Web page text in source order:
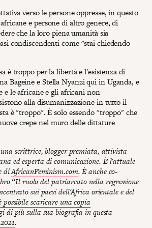
verso le persone oppresse, in questo
e persone di altro genere, di
che la loro piena umanità sia
condiscendenti come "stai chiedendo
è troppo per la libertà e l'esistenza di
Bageine e Stella Nyanzi qui in Uganda, e
e le africane e gli africani non
alla disumanizzazione in tutto il
è "troppo". È solo essendo "troppo" che
crepe nel muro delle dittature
una scrittrice, blogger premiata, attivista
ed esperta di comunicazione. È l'attuale
diAfricanFeminism.com. È anche co-
“Il ruolo del patriarcato nella regressione
sui paesi dell'Africa orientale e del
possibile scaricare una copia
di più sulla sua biografia in questa
.